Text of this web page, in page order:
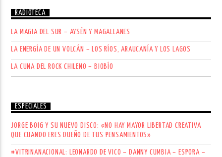
RADIOTECA
LA MAGIA DEL SUR – AYSÉN Y MAGALLANES
LA ENERGÍA DE UN VOLCÁN – LOS RÍOS, ARAUCANÍA Y LOS LAGOS
LA CUNA DEL ROCK CHILENO – BIOBÍO
ESPECIALES
JORGE BOIG Y SU NUEVO DISCO: «NO HAY MAYOR LIBERTAD CREATIVA
QUE CUANDO ERES DUEÑO DE TUS PENSAMIENTOS»
#VITRINANACIONAL: LEONARDO DE VICO – DANNY CUMBIA – ESPORA –